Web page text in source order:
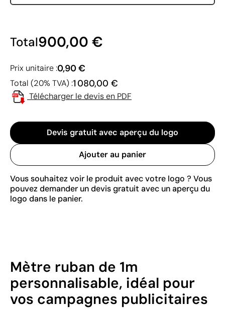
Total900,00 €
Prix unitaire :0,90 €
Total (20% TVA) :1 080,00 €
Télécharger le devis en PDF
Devis gratuit avec aperçu du logo
Ajouter au panier
Vous souhaitez voir le produit avec votre logo ? Vous
pouvez demander un devis gratuit avec un aperçu du
logo dans le panier.
Mètre ruban de 1m
personnalisable, idéal pour
vos campagnes publicitaires